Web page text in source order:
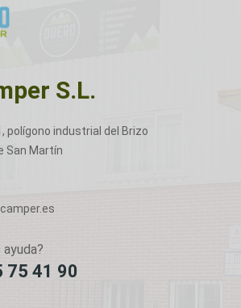
S.L.
polígono industrial del Brizo
San Martín
75 41 90